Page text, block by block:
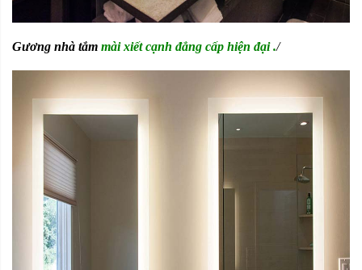
Gương nhà tắm mài xiết cạnh đẳng cấp hiện đại ./